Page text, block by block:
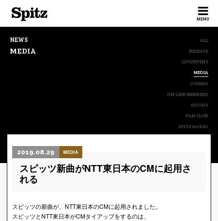
MENU
NEWS
MEDIA
ALL
RELEASE
LIVE/EVENT
MEDIA
OTHERS
ON-LINE MEMBERS
GOODS
FAN CLUB
SPITZ mobile
2019.08.29 MEDIA
スピッツ新曲がNTT東日本のCMに起用さ
れる
スピッツの新曲が、NTT東日本のCMに起用されました。
スピッツとNTT東日本がCMタイアップをするのは、